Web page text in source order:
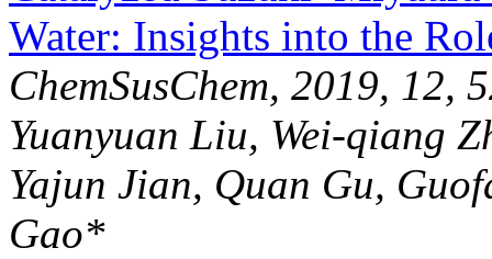
ChemSusChem, 2019, 12,
Yuanyuan Liu, Wei-qiang
Yajun Jian, Quan Gu,
Gao*